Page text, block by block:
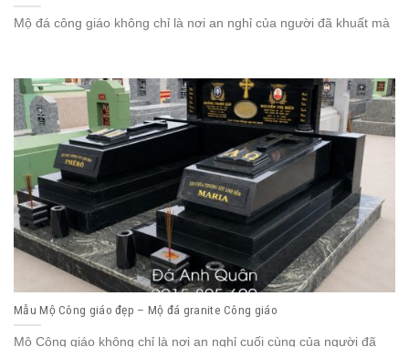
Mộ đá công giáo không chỉ là nơi an nghỉ của người đã khuất mà
Mẫu Mộ Công giáo đẹp – Mộ đá granite Công giáo
Mộ Công giáo không chỉ là nơi an nghỉ cuối cùng của người đã